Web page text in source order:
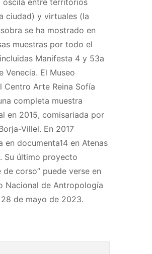
ciudad) y virtuales (la
se ha mostrado en
muestras por todo el
Manifesta 4 y 53a
Venecia. El Museo
Centro Arte Reina Sofía
completa muestra
en 2015, comisariada por
Villel. En 2017
en documenta14 en Atenas
Su último proyecto
de corso” puede verse en
Nacional de Antropología
de mayo de 2023.